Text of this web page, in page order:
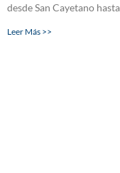
desde San Cayetano
Leer Más >>